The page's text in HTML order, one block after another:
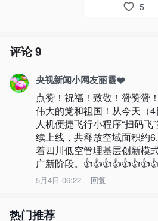
5
评论9
央视新闻小网友丽霞❤️
点赞！祝福！致敬！赞赞赞
伟大的党和祖国！从今天（
人机便捷飞行小程序“扫码飞
续上线，共释放空域面积约
着四川低空管理基层创新模
广新阶段。
5月4日 06:22 回复
热门推荐